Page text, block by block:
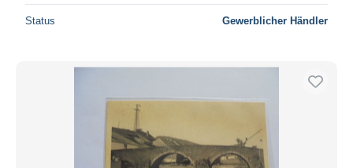
Status Gewerblicher Händler